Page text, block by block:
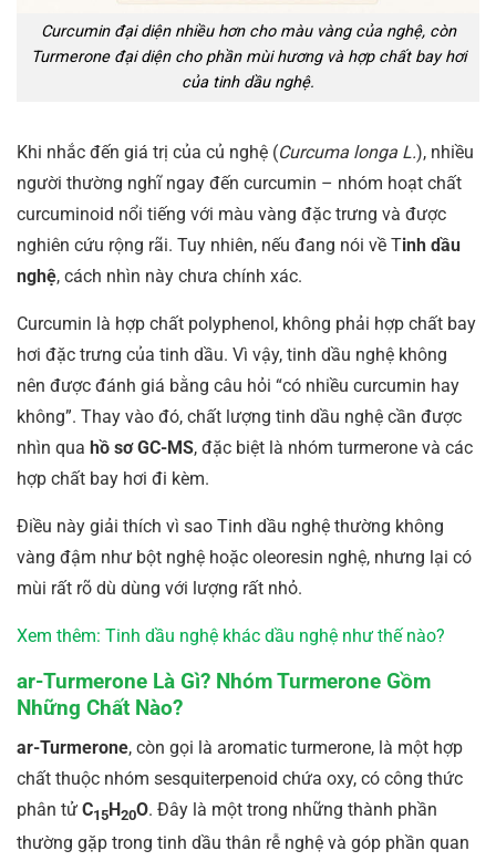
Curcumin đại diện nhiều hơn cho màu vàng của nghệ, còn
Turmerone đại diện cho phần mùi hương và hợp chất bay hơi
của tinh dầu nghệ.
Khi nhắc đến giá trị của củ nghệ (Curcuma longa L.), nhiều
người thường nghĩ ngay đến curcumin – nhóm hoạt chất
curcuminoid nổi tiếng với màu vàng đặc trưng và được
nghiên cứu rộng rãi. Tuy nhiên, nếu đang nói về Tinh dầu
nghệ, cách nhìn này chưa chính xác.
Curcumin là hợp chất polyphenol, không phải hợp chất bay
hơi đặc trưng của tinh dầu. Vì vậy, tinh dầu nghệ không
nên được đánh giá bằng câu hỏi “có nhiều curcumin hay
không”. Thay vào đó, chất lượng tinh dầu nghệ cần được
nhìn qua hồ sơ GC-MS, đặc biệt là nhóm turmerone và các
hợp chất bay hơi đi kèm.
Điều này giải thích vì sao Tinh dầu nghệ thường không
vàng đậm như bột nghệ hoặc oleoresin nghệ, nhưng lại có
mùi rất rõ dù dùng với lượng rất nhỏ.
Xem thêm: Tinh dầu nghệ khác dầu nghệ như thế nào?
ar-Turmerone Là Gì? Nhóm Turmerone Gồm
Những Chất Nào?
ar-Turmerone, còn gọi là aromatic turmerone, là một hợp
chất thuộc nhóm sesquiterpenoid chứa oxy, có công thức
phân tử C15H20O. Đây là một trong những thành phần
thường gặp trong tinh dầu thân rễ nghệ và góp phần quan